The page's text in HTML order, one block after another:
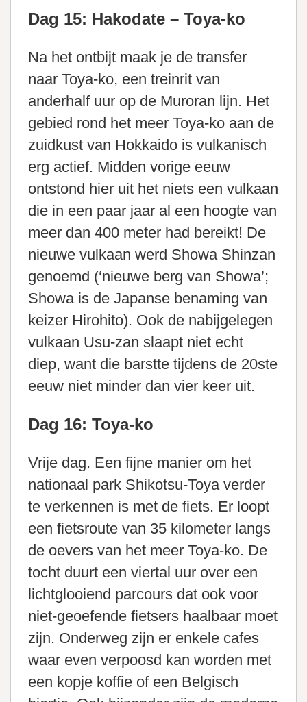
Dag 15: Hakodate – Toya-ko
Na het ontbijt maak je de transfer
naar Toya-ko, een treinrit van
anderhalf uur op de Muroran lijn. Het
gebied rond het meer Toya-ko aan de
zuidkust van Hokkaido is vulkanisch
erg actief. Midden vorige eeuw
ontstond hier uit het niets een vulkaan
die in een paar jaar al een hoogte van
meer dan 400 meter had bereikt! De
nieuwe vulkaan werd Showa Shinzan
genoemd (‘nieuwe berg van Showa’;
Showa is de Japanse benaming van
keizer Hirohito). Ook de nabijgelegen
vulkaan Usu-zan slaapt niet echt
diep, want die barstte tijdens de 20ste
eeuw niet minder dan vier keer uit.
Dag 16: Toya-ko
Vrije dag. Een fijne manier om het
nationaal park Shikotsu-Toya verder
te verkennen is met de fiets. Er loopt
een fietsroute van 35 kilometer langs
de oevers van het meer Toya-ko. De
tocht duurt een viertal uur over een
lichtglooiend parcours dat ook voor
niet-geoefende fietsers haalbaar moet
zijn. Onderweg zijn er enkele cafes
waar even verpoosd kan worden met
een kopje koffie of een Belgisch